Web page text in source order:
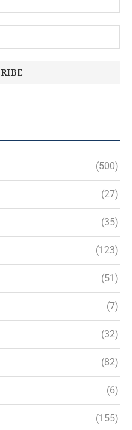
(500)
(27)
(35)
(123)
(51)
(7)
(32)
(82)
(6)
(155)